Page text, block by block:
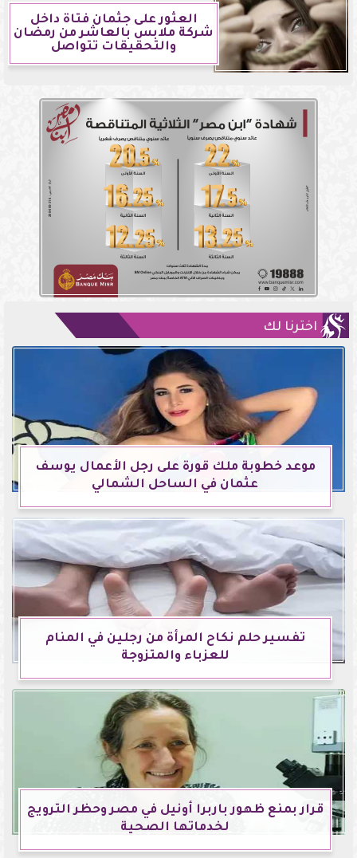
العثور على جثمان فتاة داخل
شركة ملابس بالعاشر من رمضان
والتحقيقات تتواصل
اخترنا لك
موعد خطوبة ملك قورة على رجل الأعمال يوسف
عثمان في الساحل الشمالي
تفسير حلم نكاح المرأة من رجلين في المنام
للعزباء والمتزوجة
قرار بمنع ظهور باربرا أونيل في مصر وحظر الترويج
لخدماتها الصحية